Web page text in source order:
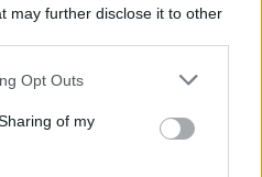
may further disclose it to other
uses one or more Google
behaviour. You may click to
and its third-party tags to
purposes in below Google
Opt Outs
of my